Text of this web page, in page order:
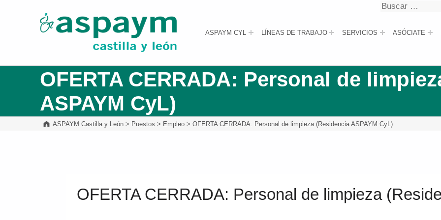
ASPAYM Castilla y León
ASPAYM CYL LÍNEAS DE TRABAJO SERVICIOS ASÓCIATE
Buscar
OFERTA CERRADA: Personal de
ASPAYM CyL)
ASPAYM Castilla y León > Puestos > Empleo >OFERTA CERRADA: Personal de limpieza (Residencia ASPAYM CyL)
OFERTA CERRADA: Personal de limpieza